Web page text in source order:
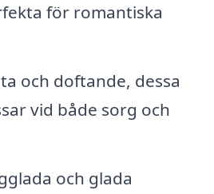
för romantiska
och doftande, dessa
vid både sorg och
och glada